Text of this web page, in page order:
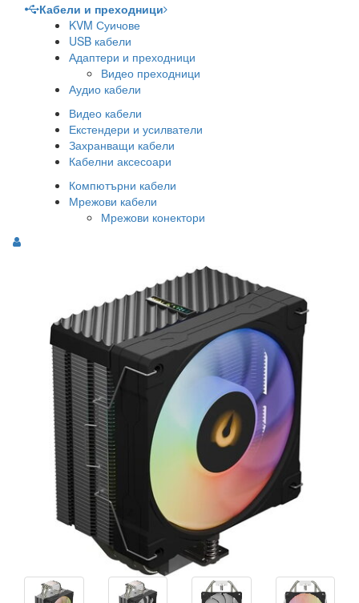
Кабели и преходници
KVM Суичове
USB кабели
Адаптери и преходници
Видео преходници
Аудио кабели
Видео кабели
Екстендери и усилватели
Захранващи кабели
Кабелни аксесоари
Компютърни кабели
Мрежови кабели
Мрежови конектори